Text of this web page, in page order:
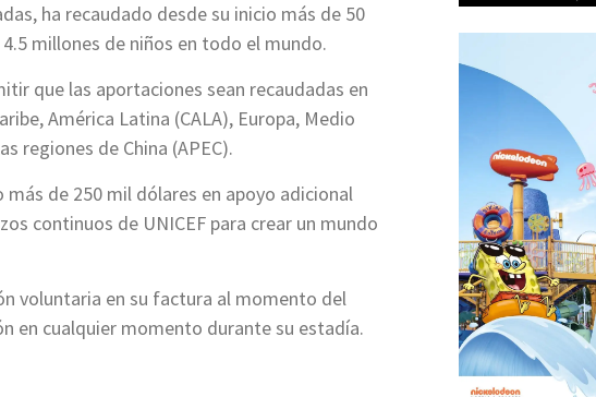
ha recaudado desde su inicio más de 50
millones de niños en todo el mundo.
que las aportaciones sean recaudadas en
América Latina (CALA), Europa, Medio
regiones de China (APEC).
de 250 mil dólares en apoyo adicional
continuos de UNICEF para crear un mundo
voluntaria en su factura al momento del
en cualquier momento durante su estadía.